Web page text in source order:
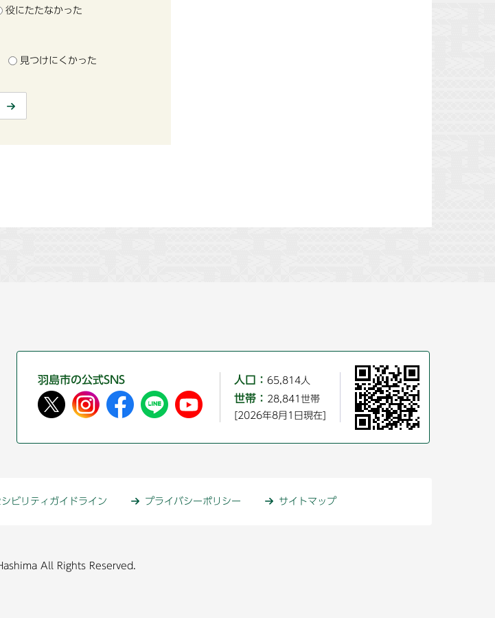
役にたたなかった
見つけにくかった
羽島市の公式SNS 人口： 65,814人
世帯： 28,841世帯
[2026年8月1日現在]
ビリティガイドライン プライバシーポリシー サイトマップ
All Rights Reserved.